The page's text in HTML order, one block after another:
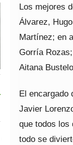
Los mejores
Álvarez,
Martínez; en
Gorría
Aitana
El encargado
Javier
que todos los
todo se